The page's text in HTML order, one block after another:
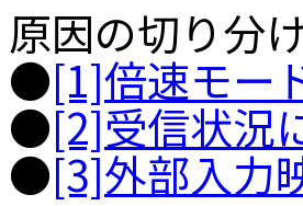
原因の切り分
●[1]倍速モー
●[2]受信状況
●[3]外部入力